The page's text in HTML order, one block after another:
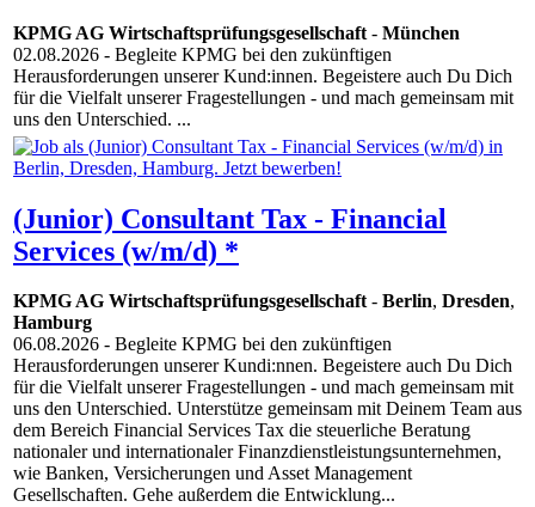
KPMG AG Wirtschaftsprüfungsgesellschaft- München
02.08.2026 - Begleite KPMG bei den zukünftigen
Herausforderungen unserer Kund:innen. Begeistere auch Du Dich
für die Vielfalt unserer Fragestellungen - und mach gemeinsam mit
uns den Unterschied. ...
(Junior) Consultant Tax - Financial
Services (w/m/d) *
KPMG AG Wirtschaftsprüfungsgesellschaft- Berlin, Dresden,
Hamburg
06.08.2026 - Begleite KPMG bei den zukünftigen
Herausforderungen unserer Kundi:nnen. Begeistere auch Du Dich
für die Vielfalt unserer Fragestellungen - und mach gemeinsam mit
uns den Unterschied. Unterstütze gemeinsam mit Deinem Team aus
dem Bereich Financial Services Tax die steuerliche Beratung
nationaler und internationaler Finanzdienstleistungsunternehmen,
wie Banken, Versicherungen und Asset Management
Gesellschaften. Gehe außerdem die Entwicklung...